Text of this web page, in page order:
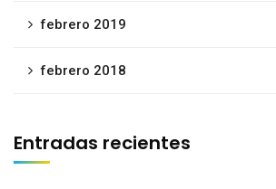
febrero 2019
febrero 2018
Entradas recientes